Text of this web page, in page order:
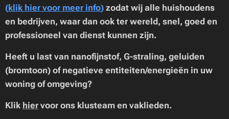
(klik hier voor meer info) zodat wij alle huishoudens
en bedrijven, waar dan ook ter wereld, snel, goed en
professioneel van dienst kunnen zijn.
Heeft u last van nanofijnstof, G-straling, geluiden
(bromtoon) of negatieve entiteiten/energieën in uw
woning of omgeving?
Klik hier voor ons klusteam en vaklieden.